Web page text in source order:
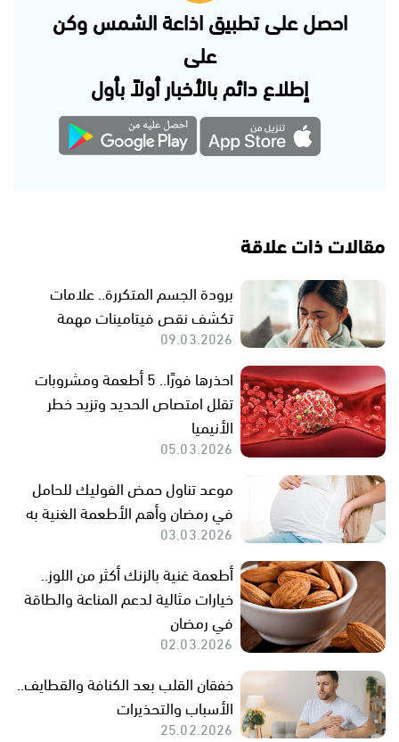
احصل على تطبيق اذاعة الشمس وكن
على
إطلاع دائم بالأخبار أولاً بأول
مقالات ذات علاقة
برودة الجسم المتكررة.. علامات
تكشف نقص فيتامينات مهمة
09.03.2026
احذرها فورًا.. 5 أطعمة ومشروبات
تقلل امتصاص الحديد وتزيد خطر
الأنيميا
05.03.2026
موعد تناول حمض الفوليك للحامل
في رمضان وأهم الأطعمة الغنية به
03.03.2026
أطعمة غنية بالزنك أكثر من اللوز..
خيارات مثالية لدعم المناعة والطاقة
في رمضان
02.03.2026
خفقان القلب بعد الكنافة والقطايف..
الأسباب والتحذيرات
25.02.2026